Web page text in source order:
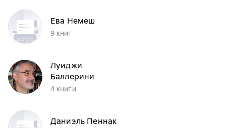
Ева Немеш
9 книг
Луиджи
Баллерини
4 книги
Даниэль Пеннак